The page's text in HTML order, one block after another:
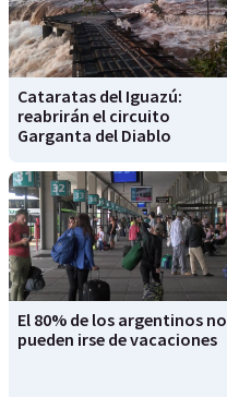
Cataratas del Iguazú:
reabrirán el circuito
Garganta del Diablo
El 80% de los argentinos no
pueden irse de vacaciones